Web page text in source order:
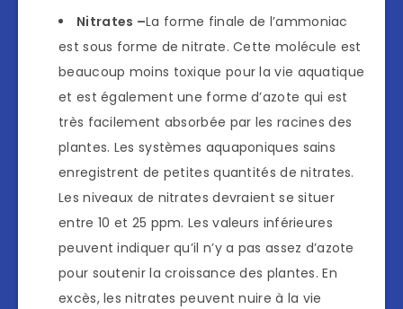
Nitrates –La forme finale de l’ammoniac
est sous forme de nitrate. Cette molécule est
beaucoup moins toxique pour la vie aquatique
et est également une forme d’azote qui est
très facilement absorbée par les racines des
plantes. Les systèmes aquaponiques sains
enregistrent de petites quantités de nitrates.
Les niveaux de nitrates devraient se situer
entre 10 et 25 ppm. Les valeurs inférieures
peuvent indiquer qu’il n’y a pas assez d’azote
pour soutenir la croissance des plantes. En
excès, les nitrates peuvent nuire à la vie